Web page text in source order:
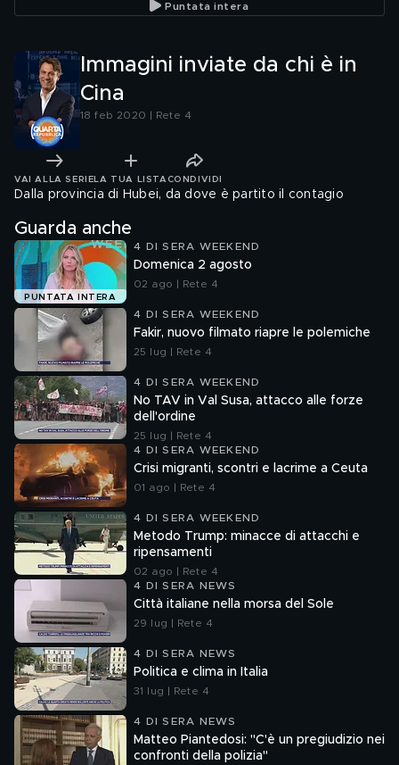
Puntata intera
Immagini inviate da chi è in
Cina
18 feb 2020 | Rete 4
VAI ALLA SERIE LA TUA LISTA CONDIVIDI
Dalla provincia di Hubei, da dove è partito il contagio
Guarda anche
PUNTATA INTERA
4 DI SERA WEEKEND
Domenica 2 agosto
02 ago | Rete 4
4 DI SERA WEEKEND
Fakir, nuovo filmato riapre le polemiche
25 lug | Rete 4
4 DI SERA WEEKEND
No TAV in Val Susa, attacco alle forze
dell'ordine
25 lug | Rete 4
4 DI SERA WEEKEND
Crisi migranti, scontri e lacrime a Ceuta
01 ago | Rete 4
4 DI SERA WEEKEND
Metodo Trump: minacce di attacchi e
ripensamenti
02 ago | Rete 4
4 DI SERA NEWS
Città italiane nella morsa del Sole
29 lug | Rete 4
4 DI SERA NEWS
Politica e clima in Italia
31 lug | Rete 4
4 DI SERA NEWS
Matteo Piantedosi: "C'è un pregiudizio nei
confronti della polizia"